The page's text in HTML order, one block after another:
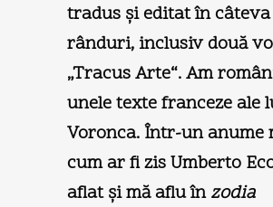
tradus şi editat în câteva
rânduri, inclusiv două
„Tracus Arte“. Am
unele texte franceze ale
Voronca. Într-un anume
cum ar fi zis Umberto
aflat şi mă aflu înzodia